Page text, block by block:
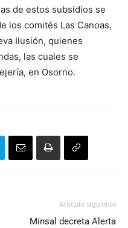
de estos subsidios se
los comités Las Canoas,
Ilusión, quienes
las cuales se
en Osorno.
Artículo siguiente
Minsal decreta Alerta